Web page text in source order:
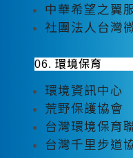
中華希望之翼
社團法人台灣
06. 環境保育
環境資訊中心
荒野保護協會
台灣環境保育
台灣千里步道